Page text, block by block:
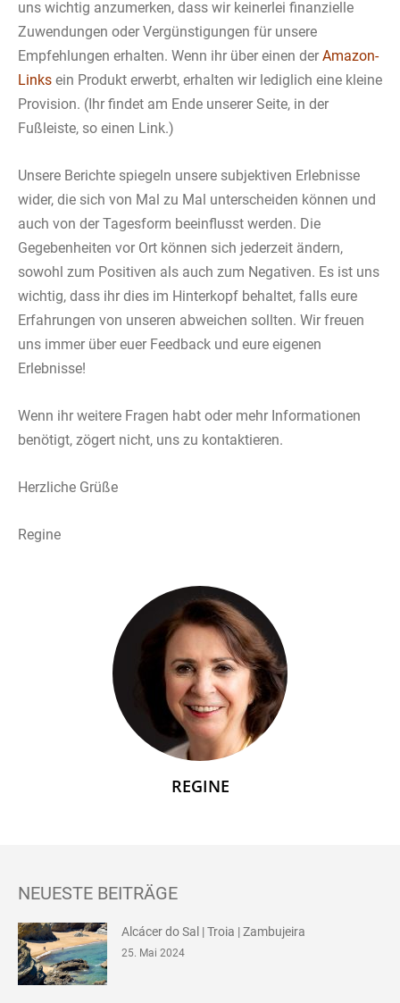
uns wichtig anzumerken, dass wir keinerlei finanzielle
Zuwendungen oder Vergünstigungen für unsere
Empfehlungen erhalten. Wenn ihr über einen der Amazon-
Links ein Produkt erwerbt, erhalten wir lediglich eine kleine
Provision. (Ihr findet am Ende unserer Seite, in der
Fußleiste, so einen Link.)
Unsere Berichte spiegeln unsere subjektiven Erlebnisse
wider, die sich von Mal zu Mal unterscheiden können und
auch von der Tagesform beeinflusst werden. Die
Gegebenheiten vor Ort können sich jederzeit ändern,
sowohl zum Positiven als auch zum Negativen. Es ist uns
wichtig, dass ihr dies im Hinterkopf behaltet, falls eure
Erfahrungen von unseren abweichen sollten. Wir freuen
uns immer über euer Feedback und eure eigenen
Erlebnisse!
Wenn ihr weitere Fragen habt oder mehr Informationen
benötigt, zögert nicht, uns zu kontaktieren.
Herzliche Grüße
Regine
REGINE
NEUESTE BEITRÄGE
Alcácer do Sal | Troia | Zambujeira
25. Mai 2024